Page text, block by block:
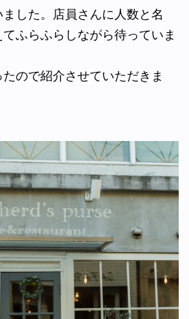
した。店員さんに人数と名
ふらふらしながら待っていま
ので紹介させていただきま